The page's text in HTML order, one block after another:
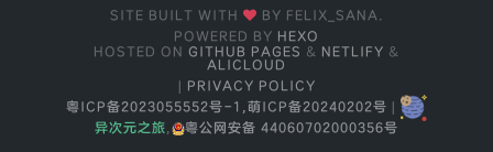
SITE BUILT WITH
BY FELIX_SANA.
POWERED BY HEXO
HOSTED ON GITHUB PAGES & NETLIFY &
ALICLOUD
PRIVACY POLICY
粤ICP备2023055552号-1, 萌ICP备20240202号
异次元之旅
粤公网安备 44060702000356号